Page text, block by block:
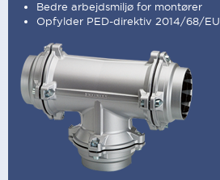
Bedre arbejdsmiljø for montører
Opfylder PED-direktiv 2014/68/EU